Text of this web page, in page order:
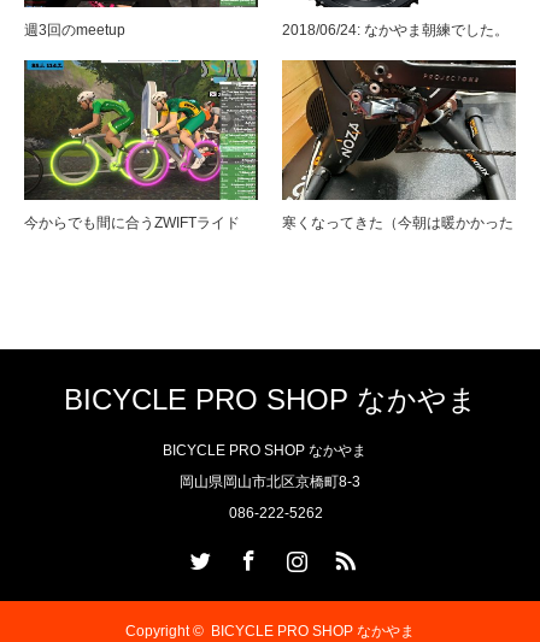
週3回のmeetup 2018/06/24: なかやま朝練でした。
今からでも間に合うZWIFTライド 寒くなってきた（今朝は暖かかった
BICYCLE PRO SHOP なかやま
BICYCLE PRO SHOP なかやま
岡山県岡山市北区京橋町8-3
086-222-5262
Copyright © BICYCLE PRO SHOP なかやま